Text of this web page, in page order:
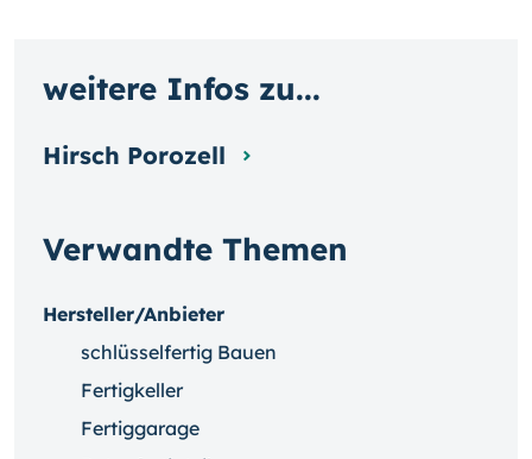
Verwandte Themen
Hersteller/Anbieter
schlüsselfertig Bauen
Fertigkeller
Fertiggarage
weitere Infos zu...
Hirsch Porozell